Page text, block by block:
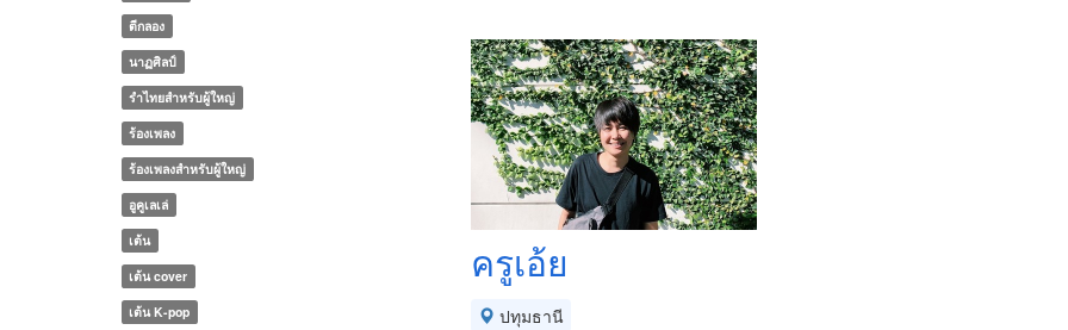
ครูเอ้ย
ปทุมธานี
ตีกลอง
นาฏศิลป์
รำไทยสำหรับผู้ใหญ่
ร้องเพลง
ร้องเพลงสำหรับผู้ใหญ่
อูคูเลเล่
เต้น
เต้น cover
เต้น K-pop